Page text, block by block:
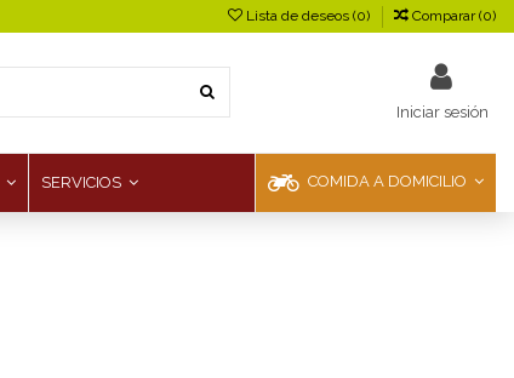
Lista de deseos (0) Comparar (0)
Iniciar sesión
SERVICIOS COMIDA A DOMICILIO